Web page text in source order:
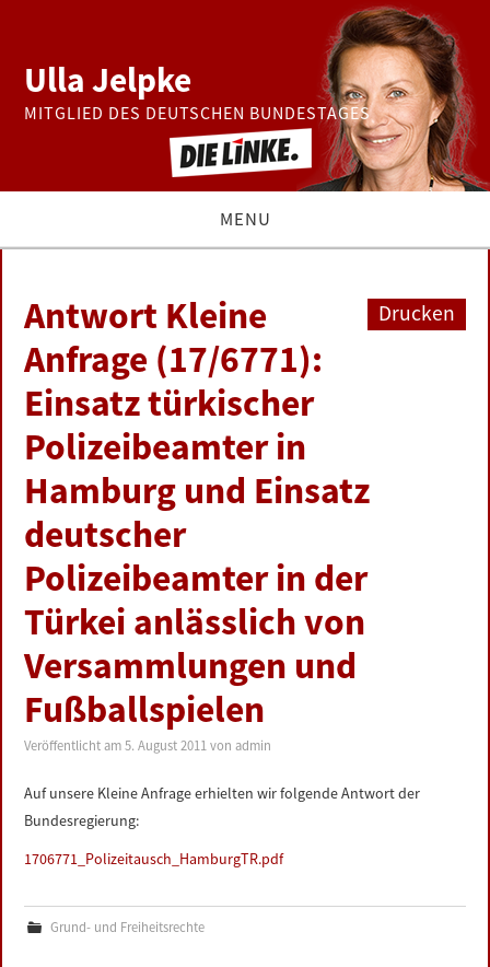
Ulla Jelpke
MITGLIED DES DEUTSCHEN BUNDESTAGES
MENU
BUNDESTAG
PRESSE
ZUR PERSON
LINKS
DATENSCHUTZERKLÄRUNG
IMPRESSUM
Drucken
Antwort Kleine
Anfrage (17/6771):
Einsatz türkischer
Polizeibeamter in
Hamburg und Einsatz
deutscher
Polizeibeamter in der
Türkei anlässlich von
Versammlungen und
Fußballspielen
Veröffentlicht am5. August 2011 vonadmin
Auf unsere Kleine Anfrage erhielten wir folgende Antwort der
Bundesregierung:
1706771_Polizeitausch_HamburgTR.pdf
Grund- und Freiheitsrechte